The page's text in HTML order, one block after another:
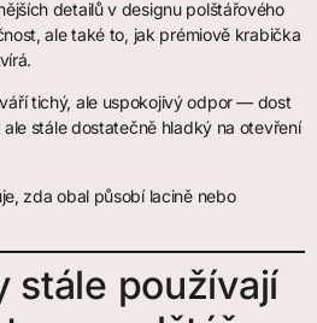
detailů v designu polštářového
ale také to, jak prémiově krabička
tichý, ale uspokojivý odpor — dost
stále dostatečně hladký na otevření
zda obal působí lacině nebo
stále používají